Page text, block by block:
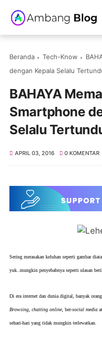
Beranda Tech-Know
dengan Kepala Selalu
BAHAYA
Smartphone
Selalu
APRIL 03, 2016 0 KOMENTAR
Sering merasakan keluhan seperti gambar
yuk..mungkin penyebabnya seperti ulasan
Di era internet dan dunia digital, banyak
Browsing, chatting online, ber-social media
sehari-hari yang tidak mungkin terlewatkan.